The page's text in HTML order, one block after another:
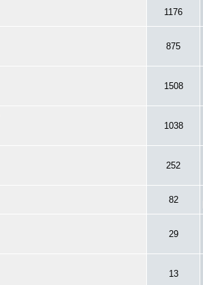
1176
875
1508
1038
252
82
29
13